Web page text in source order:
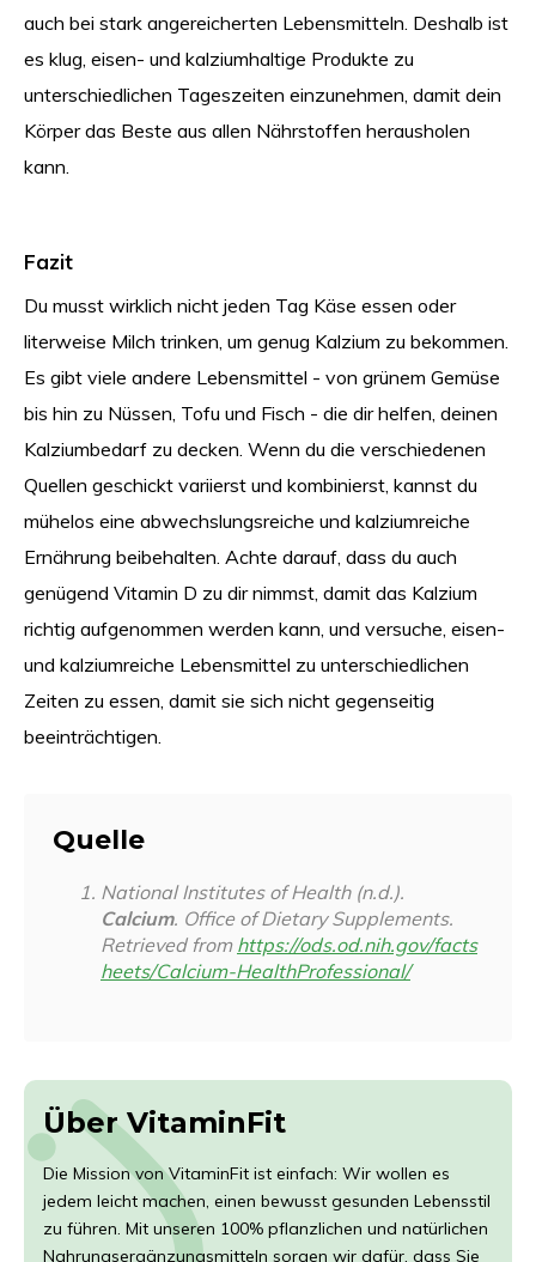
auch bei stark angereicherten Lebensmitteln. Deshalb ist
es klug, eisen- und kalziumhaltige Produkte zu
unterschiedlichen Tageszeiten einzunehmen, damit dein
Körper das Beste aus allen Nährstoffen herausholen
kann.
Fazit
Du musst wirklich nicht jeden Tag Käse essen oder
literweise Milch trinken, um genug Kalzium zu bekommen.
Es gibt viele andere Lebensmittel - von grünem Gemüse
bis hin zu Nüssen, Tofu und Fisch - die dir helfen, deinen
Kalziumbedarf zu decken. Wenn du die verschiedenen
Quellen geschickt variierst und kombinierst, kannst du
mühelos eine abwechslungsreiche und kalziumreiche
Ernährung beibehalten. Achte darauf, dass du auch
genügend Vitamin D zu dir nimmst, damit das Kalzium
richtig aufgenommen werden kann, und versuche, eisen-
und kalziumreiche Lebensmittel zu unterschiedlichen
Zeiten zu essen, damit sie sich nicht gegenseitig
beeinträchtigen.
Quelle
National Institutes of Health (n.d.).
Calcium. Office of Dietary Supplements.
Retrieved from https://ods.od.nih.gov/facts
heets/Calcium-HealthProfessional/
Über VitaminFit
Die Mission von VitaminFit ist einfach: Wir wollen es
jedem leicht machen, einen bewusst gesunden Lebensstil
zu führen. Mit unseren 100% pflanzlichen und natürlichen
Nahrungsergänzungsmitteln sorgen wir dafür, dass Sie